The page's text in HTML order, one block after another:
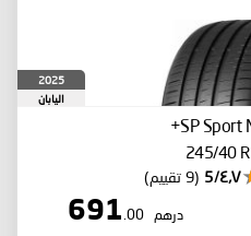
2025
اليابان
SP Sport
245/40
٤٫٧/5 (9 تقييم)
درهم 691
.00